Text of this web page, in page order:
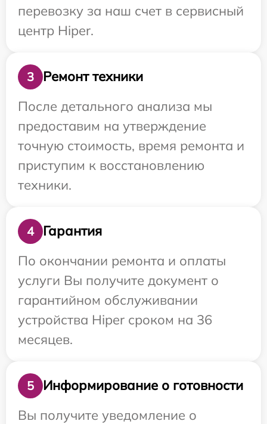
перевозку за наш счет в сервисный
центр Hiper.
3
Ремонт техники
После детального анализа мы
предоставим на утверждение
точную стоимость, время ремонта и
приступим к восстановлению
техники.
4
Гарантия
По окончании ремонта и оплаты
услуги Вы получите документ о
гарантийном обслуживании
устройства Hiper сроком на 36
месяцев.
5
Информирование о готовности
Вы получите уведомление о